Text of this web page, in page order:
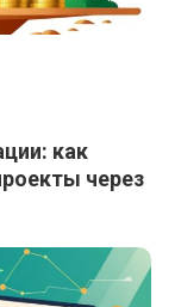
как
через